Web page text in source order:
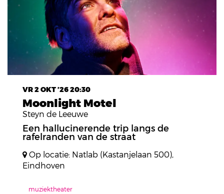
Moonlight Motel
Steyn de Leeuwe
VR 2 OKT ’2620:30
Een hallucinerende trip langs de
rafelranden van de straat
Op locatie: Natlab (Kastanjelaan 500),
Eindhoven
muziektheater